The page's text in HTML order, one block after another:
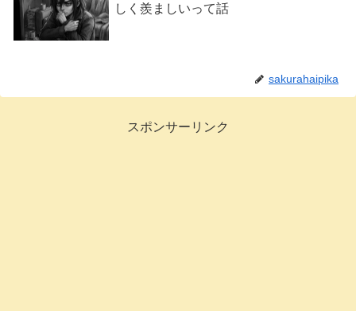
しく羨ましいって話
sakurahaipika
スポンサーリンク